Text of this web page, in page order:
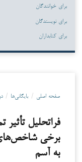
برای خوانندگان
برای نویسندگان
برای کتابداران
صفحه اصلی / بایگانی‌ها / دوره
فراتحلیل تأثیر
برخی شاخص‌های
به آسم